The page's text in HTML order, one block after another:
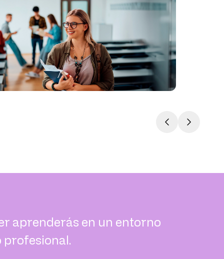
aprenderás en un entorno
profesional.